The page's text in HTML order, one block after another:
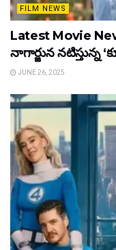
FILM NEWS
Latest Movie
నాగార్జున నటిస్తున్న
JUNE 26, 2025